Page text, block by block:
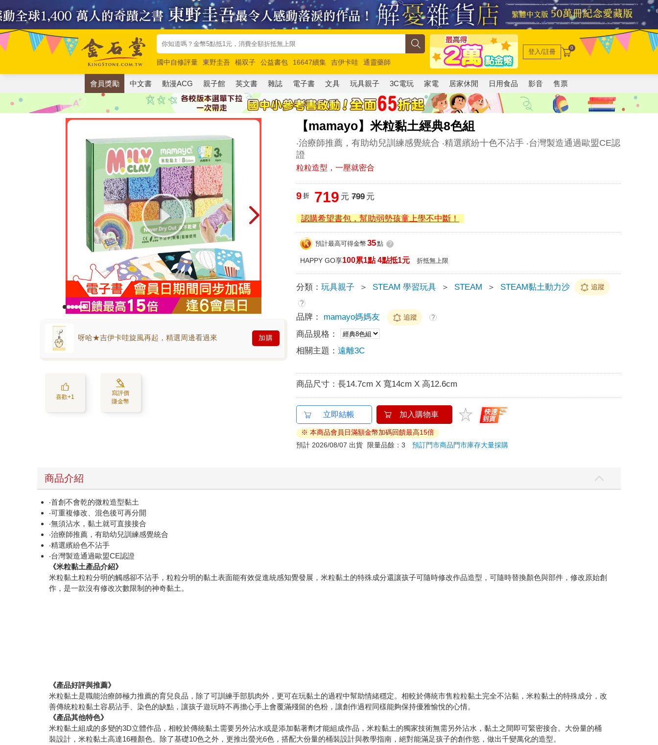
國中自修評量 東野圭吾 楊双子 公益書包 16647續集 吉伊卡哇
通靈藥師
唯紅花綻放
奧德賽 路邊攤新作 馬斯克 玩具總動員5 超慢跑
登入/註冊 0
會員獎勵 中文書 動漫ACG 親子館 英文書 雜誌 電子書 文具 玩具親子 3C電玩 家電 居家休閒 日用食品 影音 售票
【mamayo】米粒黏土經典8色組
‧治療師推薦，有助幼兒訓練感覺統合 ‧精選繽紛十色不沾手 ‧台灣製造通過歐盟CE認
證
粒粒造型，一壓就密合
呀哈★吉伊卡哇旋風再起，精選周邊看過來 加購
喜歡+1
寫評價
賺金幣
9 折 719 元 799元
認購希望書包，幫助弱勢孩童上學不中斷！
預計最高可得金幣 35點 ?
HAPPY GO享100累1點 4點抵1元 折抵無上限
分類：玩具親子 ＞ STEAM 學習玩具 ＞ STEAM ＞ STEAM黏土動力沙 追蹤
?
品牌： mamayo媽媽友 追蹤 ?
商品規格：
相關主題：遠離3C
商品尺寸：長14.7cm X 寬14cm X 高12.6cm
立即結帳 加入購物車
※ 本商品會員日滿額金幣加碼回饋最高15倍
預計 2026/08/07 出貨
限量品餘：3預訂門市商品門市庫存大量採購
商品介紹
‧首創不會乾的微粒造型黏土
‧可重複修改、混色後可再分開
‧無須沾水，黏土就可直接接合
‧治療師推薦，有助幼兒訓練感覺統合
‧精選繽紛色不沾手
‧台灣製造通過歐盟CE認證
《米粒黏土產品介紹》
米粒黏土粒粒分明的觸感卻不沾手，粒粒分明的黏土表面能有效促進統感知覺發展，米粒黏土的特殊成分還讓孩子可隨時修改作品造型，可隨時替換顏色與部件，修改原始創
作，是一款沒有修改次數限制的神奇黏土。
《產品好評與推薦》
米粒黏土是職能治療師極力推薦的育兒良品，除了可訓練手部肌肉外，更可在玩黏土的過程中幫助情緒穩定。相較於傳統市售粒粒黏土完全不沾黏，米粒黏土的特殊成分，改
善傳統粒粒黏土容易沾手、染色的缺點，讓孩子遊玩時不再擔心手上會覆滿殘留的色粉，讓創作過程同樣能夠保持優雅愉悅的心情。
《產品其他特色》
米粒黏土組成的多變的3D立體作品，相較於傳統黏土需要另外沾水或是添加黏著劑才能組成作品，米粒黏土的獨家技術無需另外沾水，黏土之間即可緊密接合。大份量的桶
裝設計，米粒黏土高達16種顏色。除了基礎10色之外，更推出螢光6色，搭配大份量的桶裝設計與教學指南，絕對能滿足孩子的創作慾，做出千變萬化的造型。